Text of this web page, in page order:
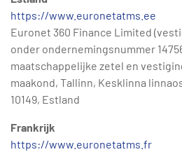
https://www.euronetatms.ee
Euronet 360 Finance Limited
onder ondernemingsnummer
maatschappelijke zetel en
maakond, Tallinn, Kesklinna
10149, Estland
Frankrijk
https://www.euronetatms.fr